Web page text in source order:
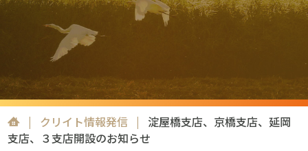
| クリイト情報発信 |
淀屋橋支店、京橋支店、延岡
支店、３支店開設のお知らせ